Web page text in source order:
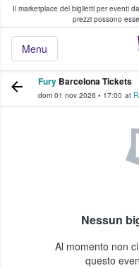
Il marketplace dei biglietti per eventi
prezzi possono
Menu
fan comprano e
Fury Barcelona Tickets
dom 01 nov 2026 • 17:00 at
Nessun
Al momento non
questo